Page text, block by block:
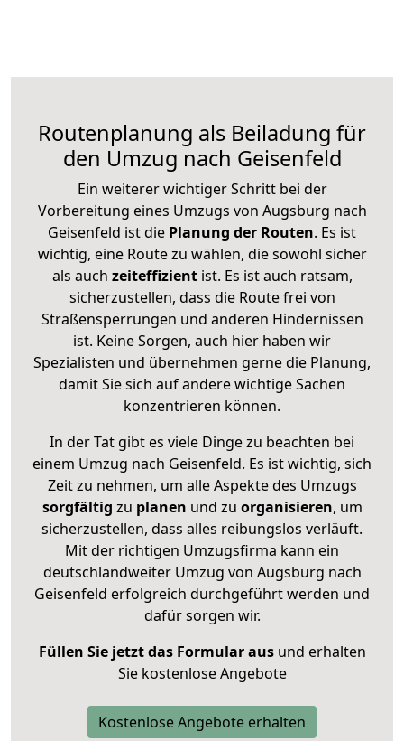
Routenplanung als Beiladung für
den Umzug nach Geisenfeld
Ein weiterer wichtiger Schritt bei der
Vorbereitung eines Umzugs von Augsburg nach
Geisenfeld ist die Planung der Routen. Es ist
wichtig, eine Route zu wählen, die sowohl sicher
als auch zeiteffizientist. Es ist auch ratsam,
sicherzustellen, dass die Route frei von
Straßensperrungen und anderen Hindernissen
ist. Keine Sorgen, auch hier haben wir
Spezialisten und übernehmen gerne die Planung,
damit Sie sich auf andere wichtige Sachen
konzentrieren können.
In der Tat gibt es viele Dinge zu beachten bei
einem Umzug nach Geisenfeld. Es ist wichtig, sich
Zeit zu nehmen, um alle Aspekte des Umzugs
sorgfältig zu planen und zu organisieren, um
sicherzustellen, dass alles reibungslos verläuft.
Mit der richtigen Umzugsfirma kann ein
deutschlandweiter Umzug von Augsburg nach
Geisenfeld erfolgreich durchgeführt werden und
dafür sorgen wir.
Füllen Sie jetzt das Formular ausund erhalten
Sie kostenlose Angebote
Kostenlose Angebote erhalten